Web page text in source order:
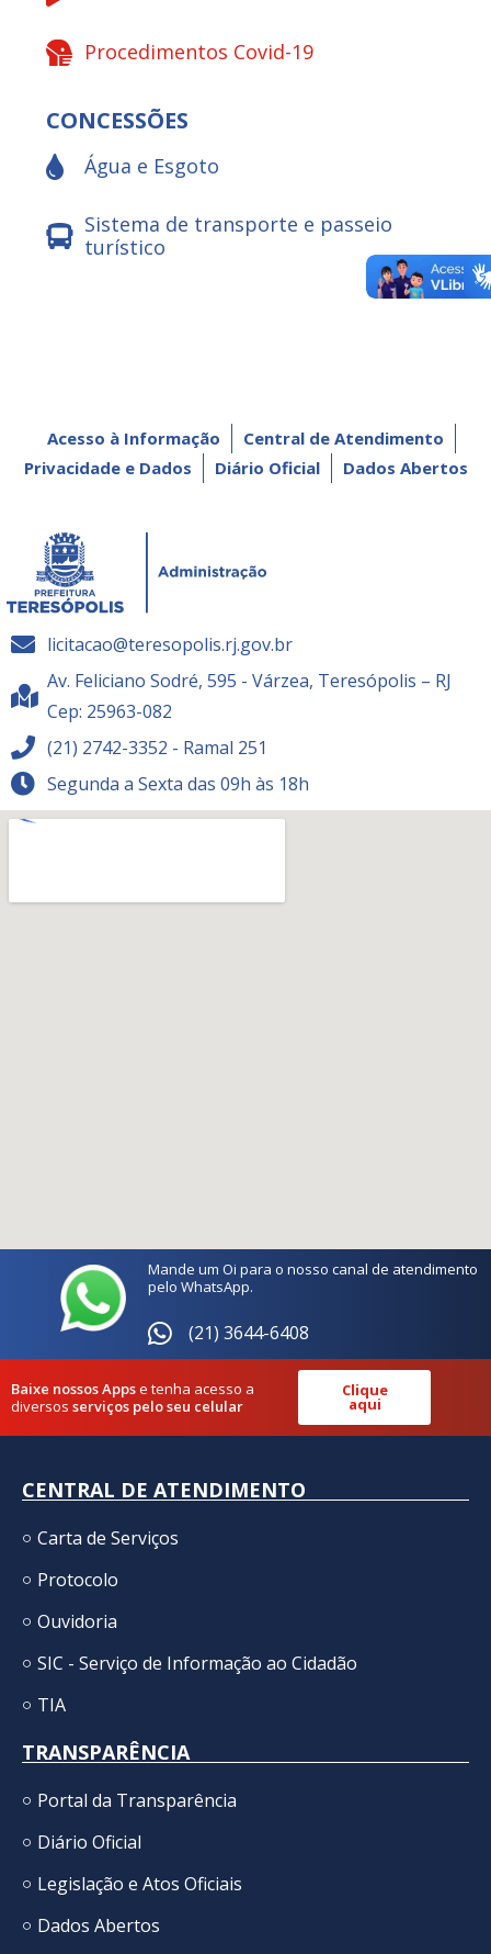
Procedimentos Covid-19
CONCESSÕES
Água e Esgoto
Sistema de transporte e passeio
turístico
Acesso à Informação
Central de Atendimento
Privacidade e Dados
Diário Oficial Dados Abertos
licitacao@teresopolis.rj.gov.br
Av. Feliciano Sodré, 595 - Várzea, Teresópolis – RJ
Cep: 25963-082
(21) 2742-3352 - Ramal 251
Segunda a Sexta das 09h às 18h
Mande um Oi para o nosso canal de atendimento
pelo WhatsApp.
(21) 3644-6408
Baixe nossos Appse tenha acesso a
diversos serviços pelo seu celular
Clique
aqui
CENTRAL DE ATENDIMENTO
Carta de Serviços
Protocolo
Ouvidoria
SIC - Serviço de Informação ao Cidadão
TIA
TRANSPARÊNCIA
Portal da Transparência
Diário Oficial
Legislação e Atos Oficiais
Dados Abertos